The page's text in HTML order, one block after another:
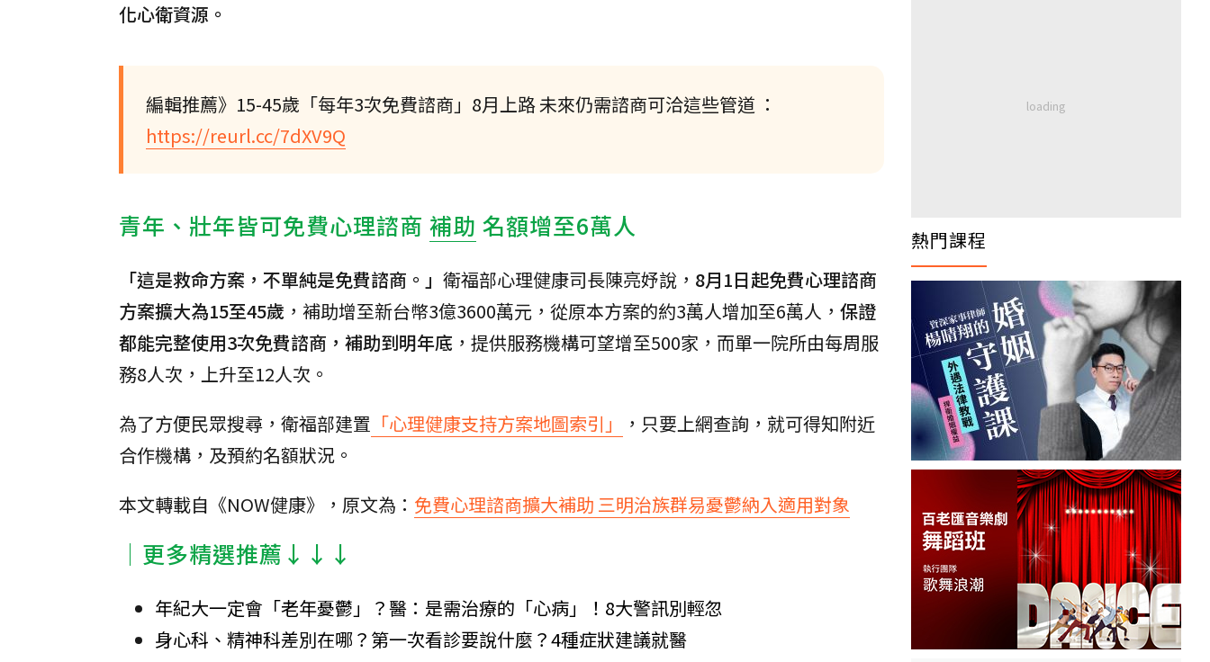
化心衛資源。
編輯推薦》15-45歲「每年3次免費諮商」8月上路 未來仍需諮商可洽這些管道 ：
https://reurl.cc/7dXV9Q
青年、壯年皆可免費心理諮商 補助 名額增至6萬人
「這是救命方案，不單純是免費諮商。」 衛福部心理健康司長陳亮妤說， 8月1日起免費心理諮商
方案擴大為15至45歲 ，補助增至新台幣3億3600萬元，從原本方案的約3萬人增加至6萬人， 保證
都能完整使用3次免費諮商，補助到明年底 ，提供服務機構可望增至500家，而單一院所由每周服
務8人次，上升至12人次。
為了方便民眾搜尋，衛福部建置 「心理健康支持方案地圖索引」
，只要上網查詢，就可得知附近
合作機構，及預約名額狀況。
本文轉載自《NOW健康》，原文為： 免費心理諮商擴大補助 三明治族群易憂鬱納入適用對象
│更多精選推薦↓↓↓
年紀大一定會「老年憂鬱」？醫：是需治療的「心病」！8大警訊別輕忽
身心科、精神科差別在哪？第一次看診要說什麼？4種症狀建議就醫
熱門課程